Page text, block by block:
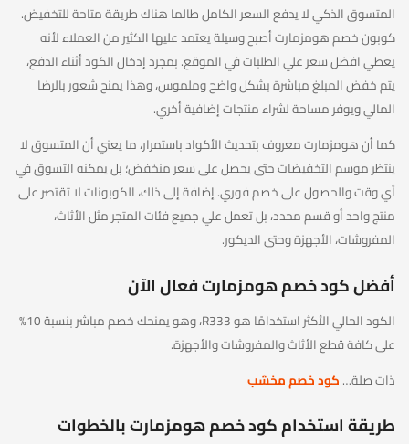
المتسوق الذكي لا يدفع السعر الكامل طالما هناك طريقة متاحة للتخفيض.
كوبون خصم هومزمارت أصبح وسيلة يعتمد عليها الكثير من العملاء لأنه
يعطي افضل سعر علي الطلبات في الموقع. بمجرد إدخال الكود أثناء الدفع،
يتم خفض المبلغ مباشرة بشكل واضح وملموس، وهذا يمنح شعور بالرضا
المالي ويوفر مساحة لشراء منتجات إضافية أخري.
كما أن هومزمارت معروف بتحديث الأكواد باستمرار، ما يعني أن المتسوق لا
ينتظر موسم التخفيضات حتى يحصل على سعر منخفض؛ بل يمكنه التسوق في
أي وقت والحصول على خصم فوري. إضافة إلى ذلك، الكوبونات لا تقتصر على
منتج واحد أو قسم محدد، بل تعمل علي جميع فئات المتجر مثل الأثاث،
المفروشات، الأجهزة وحتى الديكور.
أفضل كود خصم هومزمارت فعال الآن
الكود الحالي الأكثر استخدامًا هو R333، وهو يمنحك خصم مباشر بنسبة 10%
على كافة قطع الأثاث والمفروشات والأجهزة.
ذات صلة…كود خصم مخشب
طريقة استخدام كود خصم هومزمارت بالخطوات